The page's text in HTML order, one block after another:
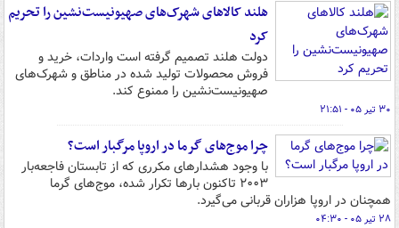
هلند کالاهای شهرک‌های صهیونیست‌نشین را تحریم
کرد
دولت هلند تصمیم گرفته است واردات، خرید و
فروش محصولات تولید شده در مناطق و شهرک‌های
صهیونیست‌نشین را ممنوع کند.
۳۰ تیر ۰۵ - ۲۱:۵۱
چرا موج‌های گرما در اروپا مرگبار است؟
با وجود هشدارهای مکرری که از تابستان فاجعه‌بار
۲۰۰۳ تاکنون بارها تکرار شده، موج‌های گرما
همچنان در اروپا هزاران قربانی می‌گیرد.
۲۸ تیر ۰۵ - ۰۴:۳۰